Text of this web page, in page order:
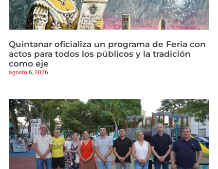
Quintanar oficializa un programa de Feria con
actos para todos los públicos y la tradición
como eje
agosto 6, 2026